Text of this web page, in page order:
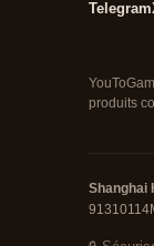
Telegram
produits
Shanghai